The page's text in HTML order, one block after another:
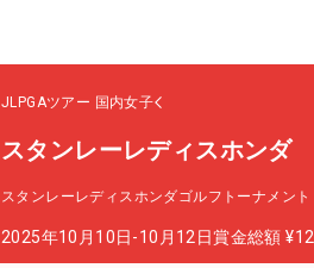
JLPGAツアー 国内女子
スタンレーレディスホンダ
スタンレーレディスホンダゴルフトーナメント
2025年10月10日-10月12日賞金総額